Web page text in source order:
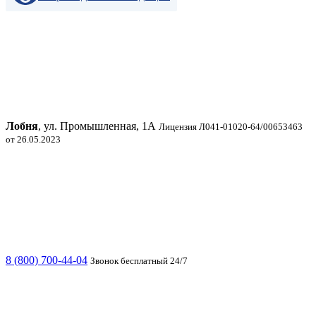
Лобня, ул. Промышленная, 1А Лицензия Л041-01020-64/00653463
от 26.05.2023
8 (800) 700-44-04 Звонок бесплатный 24/7